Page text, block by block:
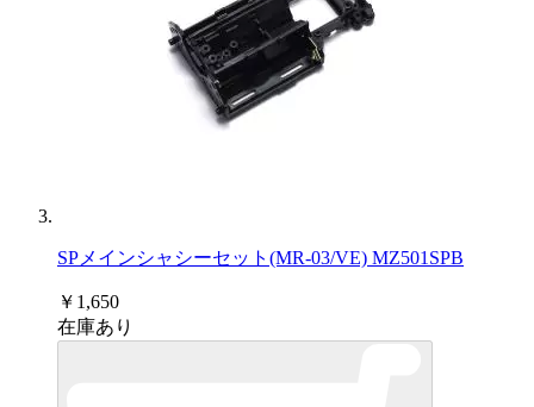
SPメインシャシーセット(MR-03/VE) MZ501SPB
￥1,650
在庫あり